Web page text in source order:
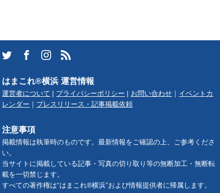
はまこれ®横浜 運営情報
運営者について プライバシーポリシー お問い合わせ
イベントカ
レンダー
プレスリリース・記事掲載依頼
注意事項
掲載情報は執筆時のものです。最新情報をご確認の上、ご参考くださ
い。
当サイトに掲載している記事・写真の切り取り等の無断加工・無断転
載を一切禁じます。
すべての著作権は“はまこれ®横浜”および情報提供者に帰属します。